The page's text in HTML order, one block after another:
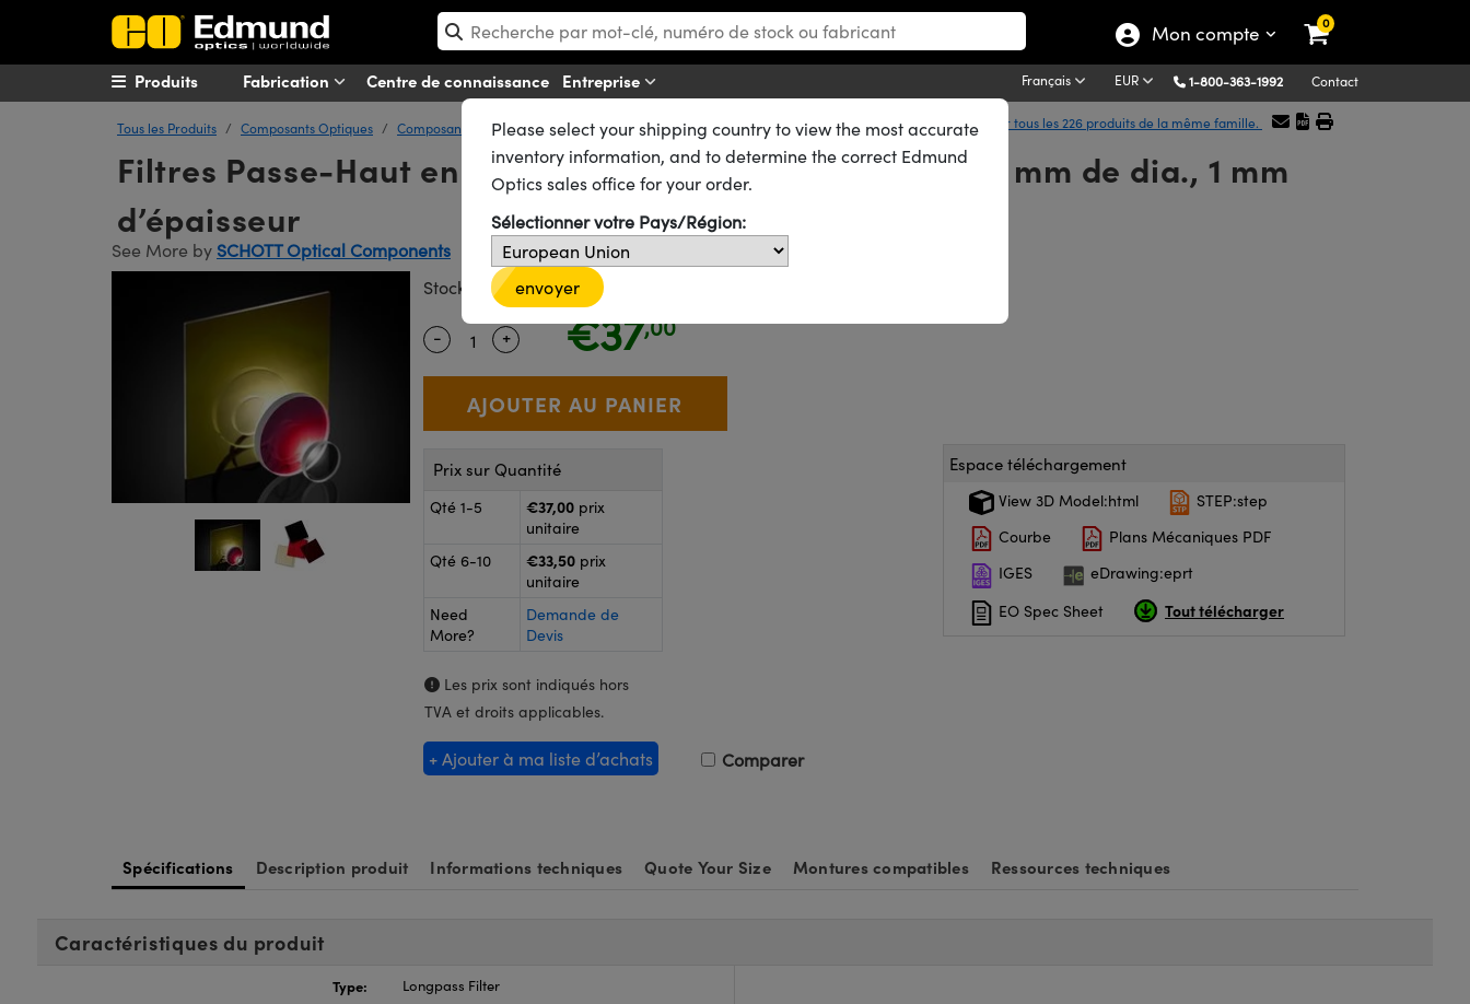
Mon compte 0
Fabrication Centre de connaissance Entreprise Français EUR 1-800-363-1992 Contact
Produits
Tous les Produits Composants Optiques Composants Optiques de SCHOTT Filtres Passe-Haut en Verre Coloré SCHOTT Afficher tous les 226 produits de la même famille.
Filtres Passe-Haut en Verre Coloré SCHOTT OG550, 12,5 mm de dia., 1 mm
d’épaisseur
See More by SCHOTT Optical Components
Stock
#16-416 5 In Stock
Quantity Selector
- Use the plus and minus buttons to adjust the quantity.
+ €37,00
Prix sur Quantité
Qté 1-5 €37,00 prix
unitaire
Qté 6-10
€33,50 prix
unitaire
Need
More?
Demande de
Devis
Les prix sont indiqués hors
TVA et droits applicables.
+ Ajouter à ma liste d’achats Comparer
Espace téléchargement
View 3D Model:html
STEP:step
Courbe
Plans Mécaniques PDF
IGES
eDrawing:eprt
EO Spec Sheet
Tout télécharger
Spécifications Description produit Informations techniques Quote Your Size Montures compatibles Ressources techniques
Caractéristiques du produit
Type: Longpass Filter
Please select your shipping country to view the most accurate
inventory information, and to determine the correct Edmund
Optics sales office for your order.
Sélectionner votre Pays/Région:
envoyer